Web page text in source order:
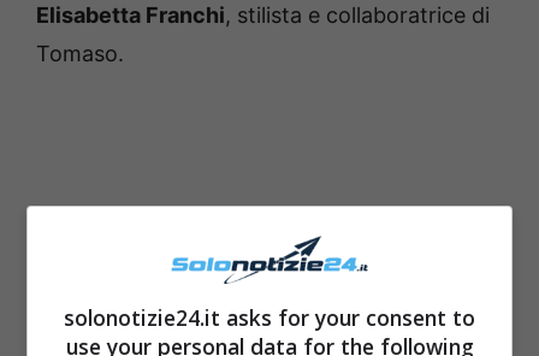
Elisabetta Franchi, stilista e collaboratrice di
Tomaso.
solonotizie24.it asks for your consent to
use your personal data for the following